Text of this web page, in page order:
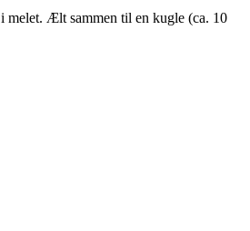
melet. Ælt sammen til en kugle (ca. 10